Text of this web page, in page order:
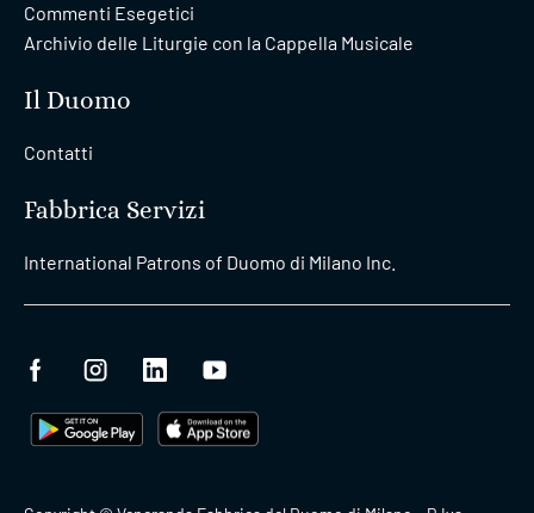
Commenti Esegetici
Archivio delle Liturgie con la Cappella Musicale
Il Duomo
Contatti
Fabbrica Servizi
International Patrons of Duomo di Milano Inc.